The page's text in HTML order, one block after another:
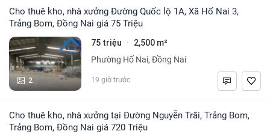
Cho thuê kho, nhà xưởng Đường Quốc lộ 1A, Xã Hố Nai 3,
Trảng Bom, Đồng Nai giá 75 Triệu
2
75 triệu · 2,500 m²
Phường Hố Nai, Đồng Nai
19 giờ trước
Cho thuê kho, nhà xưởng tại Đường Nguyễn Trãi, Trảng Bom,
Trảng Bom, Đồng Nai giá 720 Triệu